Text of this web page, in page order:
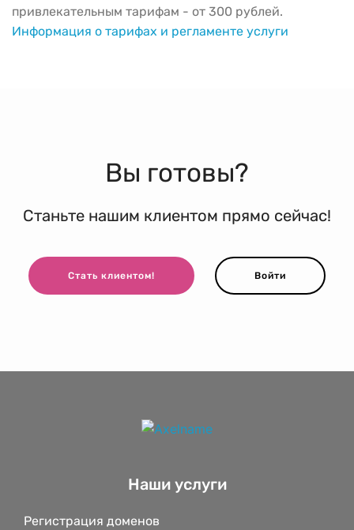
привлекательным тарифам - от 300 рублей.
Информация о тарифах и регламенте услуги
Вы готовы?
Станьте нашим клиентом прямо сейчас!
Стать клиентом! Войти
Наши услуги
Регистрация доменов